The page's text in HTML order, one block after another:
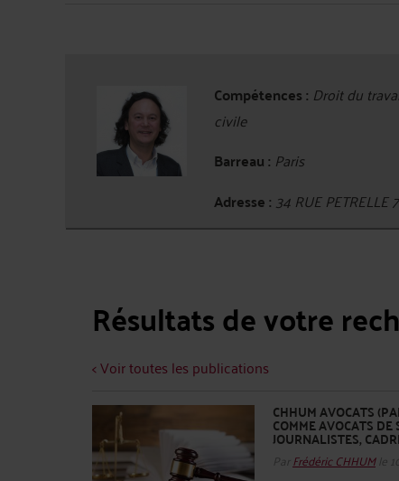
Compétences : Droit du
civile
Barreau : Paris
Adresse : 34 RUE PETRELLE
Résultats de votre
< Voir toutes les publications
CHHUM AVOCATS
COMME AVOCATS
JOURNALISTES,
Par Frédéric CHHUMle